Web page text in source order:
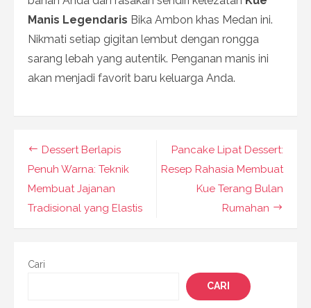
Manis Legendaris Bika Ambon khas Medan ini.
Nikmati setiap gigitan lembut dengan rongga
sarang lebah yang autentik. Penganan manis ini
akan menjadi favorit baru keluarga Anda.
Navigasi
pos
Pancake Lipat Dessert:
Resep Rahasia Membuat
Kue Terang Bulan
Rumahan
Dessert Berlapis
Penuh Warna: Teknik
Membuat Jajanan
Tradisional yang Elastis
Cari
CARI